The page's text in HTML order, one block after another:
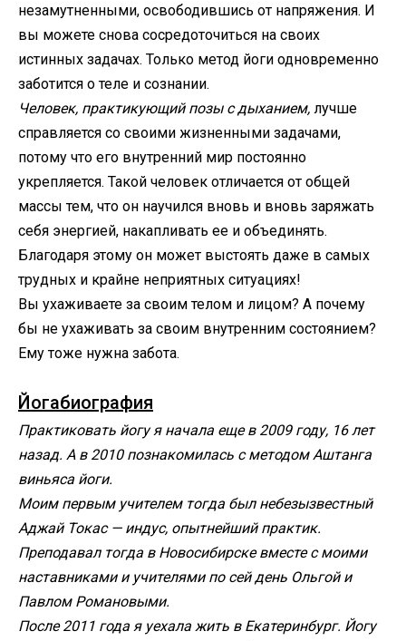
незамутненными, освободившись от напряжения. И
вы можете снова сосредоточиться на своих
истинных задачах. Только метод йоги одновременно
заботится о теле и сознании.
Человек, практикующий позы с дыханием, лучше
справляется со своими жизненными задачами,
потому что его внутренний мир постоянно
укрепляется. Такой человек отличается от общей
массы тем, что он научился вновь и вновь заряжать
себя энергией, накапливать ее и объединять.
Благодаря этому он может выстоять даже в самых
трудных и крайне неприятных ситуациях!
Вы ухаживаете за своим телом и лицом? А почему
бы не ухаживать за своим внутренним состоянием?
Ему тоже нужна забота.
Йогабиография
Практиковать йогу я начала еще в 2009 году, 16 лет
назад. А в 2010 познакомилась с методом Аштанга
виньяса йоги.
Моим первым учителем тогда был небезызвестный
Аджай Токас — индус, опытнейший практик.
Преподавал тогда в Новосибирске вместе с моими
наставниками и учителями по сей день Ольгой и
Павлом Романовыми.
После 2011 года я уехала жить в Екатеринбург. Йогу